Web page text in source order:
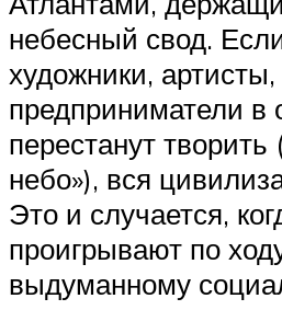
небесный свод.
художники, артисты,
предприниматели в
перестанут творить
небо»), вся
Это и случается,
проигрывают по
выдуманному